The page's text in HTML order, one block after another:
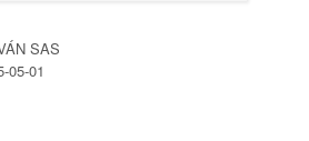
SAS
05-01